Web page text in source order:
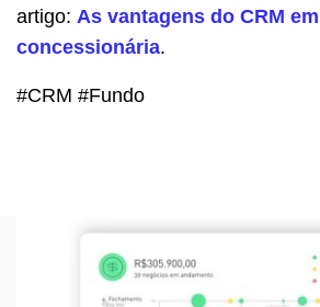
artigo: As vantagens do CRM
concessionária.
#CRM #Fundo